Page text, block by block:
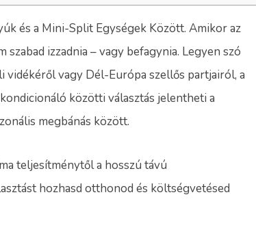
és a Mini-Split Egységek Között. Amikor az
izzadnia – vagy befagynia. Legyen szó
vidékéről vagy Dél-Európa szellős partjairól, a
közötti választás jelentheti a
megbánás között.
teljesítménytől a hosszú távú
hozhasd otthonod és költségvetésed